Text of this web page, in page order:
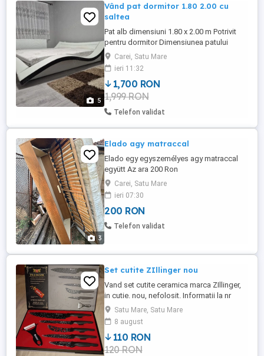
5
Vând pat dormitor 1.80 2.00 cu
saltea
Pat alb dimensiuni 1.80 x 2.00 m Potrivit
pentru dormitor Dimensiunea patului
lungime2.50m latime 2.25m Saltea (Saltea
ortopedica, SLEEPY Bamboo 7,
90x200x20cm, spuma poliuretanica cu
memorie reversibila, sistem de aerisire,
husa detasabila, fermitate medie) Patul se
vinde cu somiere + saltea sunt ...
Carei, Satu Mare
ieri 11:32
1,700 RON
1,999 RON
Telefon validat
3
Elado agy matraccal
Elado egy egyszemélyes agy matraccal
együtt Az ara 200 Ron
Carei, Satu Mare
ieri 07:30
200 RON
Telefon validat
Set cutite ZIllinger nou
Vand set cutite ceramica marca ZIllinger,
in cutie. nou, nefolosit. Informatii la nr
telefon .
Satu Mare, Satu Mare
8 august
110 RON
120 RON